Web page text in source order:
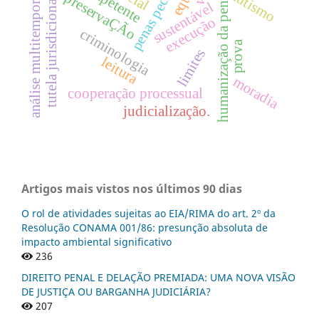
preservaÇÃo
criminologia
sustentável
leitura humanização da penamoradia
execução
cooperação processual
tutela jurisdicional limites
análise multitemporal prova
judicialização.
Artigos mais vistos nos últimos 90 dias
O rol de atividades sujeitas ao EIA/RIMA do art. 2º da
Resolução CONAMA 001/86: presunção absoluta de
impacto ambiental significativo
236
DIREITO PENAL E DELAÇÃO PREMIADA: UMA NOVA VISÃO
DE JUSTIÇA OU BARGANHA JUDICIÁRIA?
207